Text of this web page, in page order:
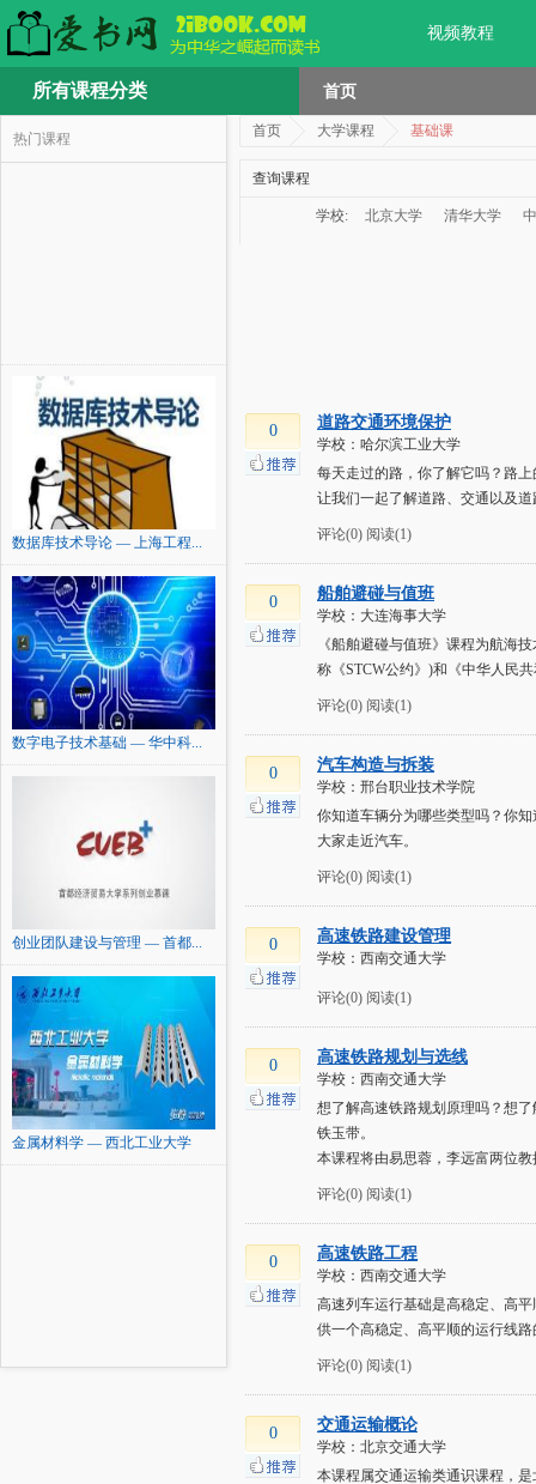
视频教程
所有课程分类 首页
热门课程
数据库技术导论 — 上海工程...
数字电子技术基础 — 华中科...
创业团队建设与管理 — 首都...
金属材料学 — 西北工业大学
首页 大学课程 基础课
查询课程
学校: 北京大学 清华大学
0 道路交通环境保护
学校：哈尔滨工业大学
每天走过的路，你了解它吗？路
让我们一起了解道路、交通以及
评论(0) 阅读(1)
0 船舶避碰与值班
学校：大连海事大学
《船舶避碰与值班》课程为航海
称《STCW公约》)和《中华人民
评论(0) 阅读(1)
0 汽车构造与拆装
学校：邢台职业技术学院
你知道车辆分为哪些类型吗？你
大家走近汽车。
评论(0) 阅读(1)
0 高速铁路建设管理
学校：西南交通大学
评论(0) 阅读(1)
0 高速铁路规划与选线
学校：西南交通大学
想了解高速铁路规划原理吗？想
铁玉带。
本课程将由易思蓉，李远富两位教
评论(0) 阅读(1)
0 高速铁路工程
学校：西南交通大学
高速列车运行基础是高稳定、高
供一个高稳定、高平顺的运行线
评论(0) 阅读(1)
0 交通运输概论
学校：北京交通大学
本课程属交通运输类通识课程，